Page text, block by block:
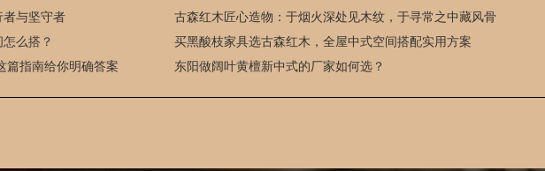
者与坚守者
古森红木匠心造物：于烟火深处见木纹，于寻常之中藏风骨
么搭？
买黑酸枝家具选古森红木，全屋中式空间搭配实用方案
篇指南给你明确答案
东阳做阔叶黄檀新中式的厂家如何选？